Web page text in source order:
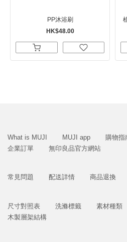
PP沐浴刷
HK$48.00
What is MUJI MUJI app 購物指
企業訂單
無印良品官方網站
常見問題 配送詳情 商品退換
尺寸對照表 洗滌標籤 素材種類
木製層架結構